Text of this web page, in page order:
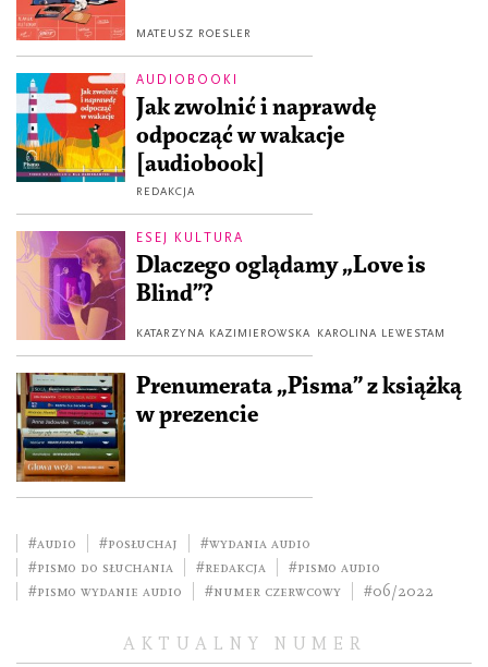
MATEUSZ ROESLER
AUDIOBOOKI
Jak zwolnić i naprawdę
odpocząć w wakacje
[audiobook]
REDAKCJA
ESEJ KULTURA
Dlaczego oglądamy „Love is
Blind”?
KATARZYNA KAZIMIEROWSKA KAROLINA LEWESTAM
Prenumerata „Pisma” z książką
w prezencie
#audio #posłuchaj
#Wydania audio
#pismo do słuchania
#redakcja
#pismo audio
#pismo wydanie audio
#numer czerwcowy #06/2022
AKTUALNY NUMER